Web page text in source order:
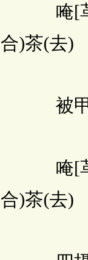
唵[革*(
合)茶(去)
被甲
唵[革*(
合)茶(去)